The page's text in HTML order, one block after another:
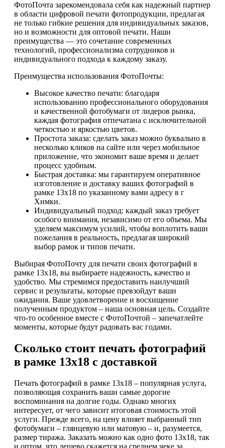
ФотоПочта зарекомендовала себя как надежный партнер
в области цифровой печати фотопродукции, предлагая
не только гибкие решения для индивидуальных заказов,
но и возможности для оптовой печати. Наши
преимущества — это сочетание современных
технологий, профессионализма сотрудников и
индивидуального подхода к каждому заказу.
Преимущества использования ФотоПочты:
Высокое качество печати: благодаря
использованию профессионального оборудования
и качественной фотобумаги от лидеров рынка,
каждая фотография отпечатана с исключительной
четкостью и яркостью цветов.
Простота заказа: сделать заказ можно буквально в
несколько кликов на сайте или через мобильное
приложение, что экономит ваше время и делает
процесс удобным.
Быстрая доставка: мы гарантируем оперативное
изготовление и доставку ваших фотографий в
рамке 13х18 по указанному вами адресу в г
Химки.
Индивидуальный подход: каждый заказ требует
особого внимания, независимо от его объема. Мы
уделяем максимум усилий, чтобы воплотить ваши
пожелания в реальность, предлагая широкий
выбор рамок и типов печати.
Выбирая ФотоПочту для печати своих фотографий в
рамке 13х18, вы выбираете надежность, качество и
удобство. Мы стремимся предоставить наилучший
сервис и результаты, которые превзойдут ваши
ожидания. Ваше удовлетворение и восхищение
полученным продуктом – наша основная цель. Создайте
что-то особенное вместе с ФотоПочтой – запечатлейте
моменты, которые будут радовать вас годами.
Сколько стоит печать фотографий
в рамке 13х18 с доставкой
Печать фотографий в рамке 13х18 – популярная услуга,
позволяющая сохранить ваши самые дорогие
воспоминания на долгие годы. Однако многих
интересует, от чего зависит итоговая стоимость этой
услуги. Прежде всего, на цену влияет выбранный тип
фотобумаги – глянцевую или матовую – и, разумеется,
размер тиража. Заказать можно как одно фото 13х18, так
и оптом, что дешево скажется на среднем чеке за